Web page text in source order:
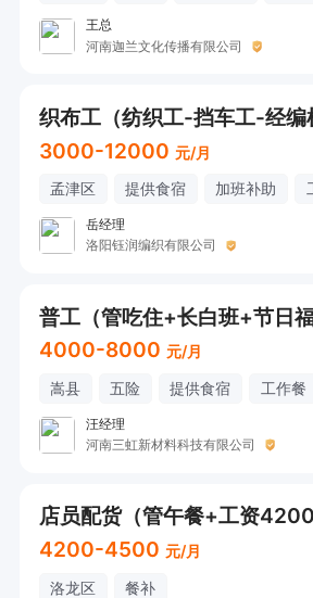
王总
河南迦兰文化传播有限公司
3000-12000 元/月
孟津区 提供食宿 加班补助
岳经理
洛阳钰润编织有限公司
普工（管吃住+长白班+节日福
4000-8000 元/月
嵩县 五险 提供食宿 工作餐
汪经理
河南三虹新材料科技有限公司
店员配货（管午餐+工资
4200-4500 元/月
洛龙区 餐补